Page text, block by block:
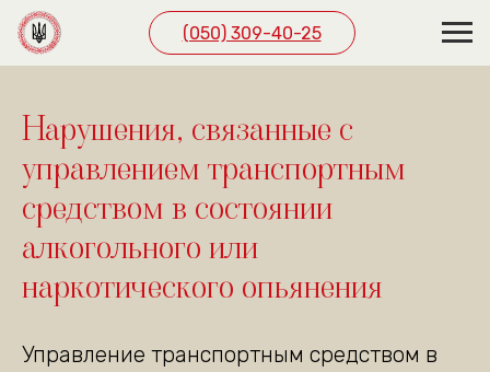
(050) 309-40-25
Нарушения, связанные с
управлением транспортным
средством в состоянии
алкогольного или
наркотического опьянения
Управление транспортным средством в